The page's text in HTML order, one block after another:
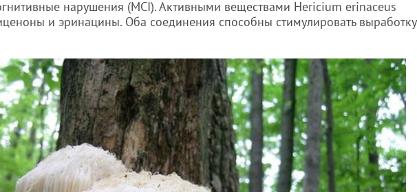
нарушения (MCI). Активными веществами Hericium erinaceus
и эринацины. Оба соединения способны стимулировать выработку